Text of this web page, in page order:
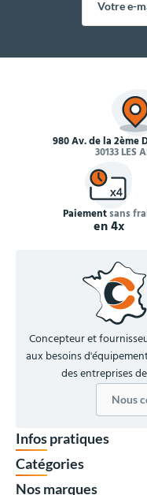
980 Av. de la 2ème
30133 LES
Paiementsans
en 4x
Concepteur et
aux besoins
des entreprises
Nous
Infos pratiques
Catégories
Nos marques